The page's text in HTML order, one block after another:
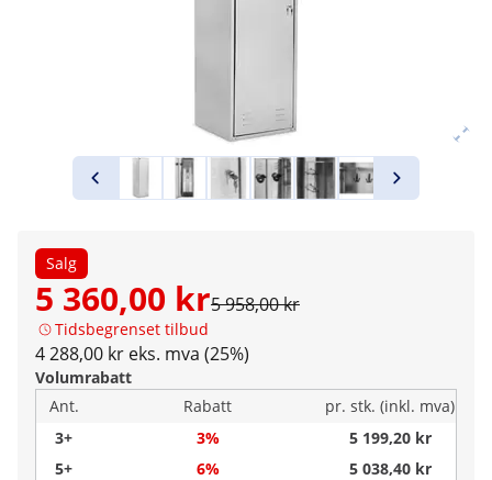
Salg
5 360,00 kr5 958,00 kr
Tidsbegrenset tilbud
4 288,00 kr eks. mva (25%)
Volumrabatt
Ant.
Rabatt
pr. stk. (inkl. mva)
3+
3%
5 199,20 kr
5+
6%
5 038,40 kr